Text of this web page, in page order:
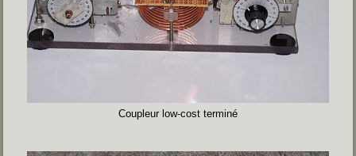
Coupleur low-cost terminé